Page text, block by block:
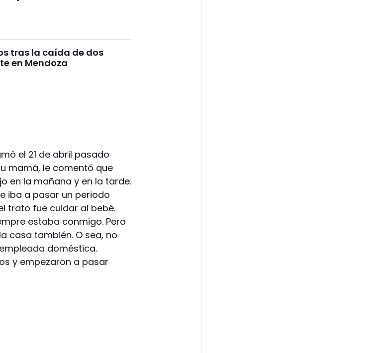
tras la caída de dos
en Mendoza
el 21 de abril pasado
mamá, le comentó que
en la mañana y en la tarde.
iba a pasar un periodo
trato fue cuidar al bebé.
estaba conmigo. Pero
casa también. O sea, no
doméstica.
y empezaron a pasar